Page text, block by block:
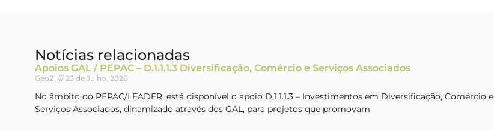
Notícias relacionadas
Apoios GAL / PEPAC – D.1.1.1.3 Diversificação, Comércio e Serviços Associados
Geo21 23 de Julho, 2026
No âmbito do PEPAC/LEADER, está disponível o apoio D.1.1.1.3 – Investimentos em Diversificação, Comércio e
Serviços Associados, dinamizado através dos GAL, para projetos que promovam